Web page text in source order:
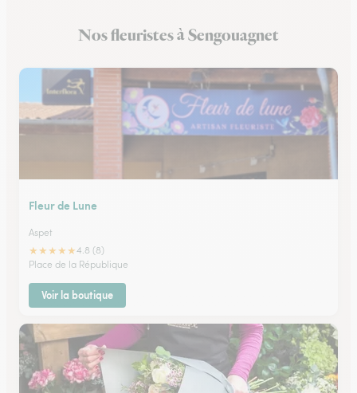
Fleuristes à Colomiers
Nos fleuristes à Sengouagnet
Fleur de Lune
Aspet
★★★★★4.8 (8)
Place de la République
Voir la boutique